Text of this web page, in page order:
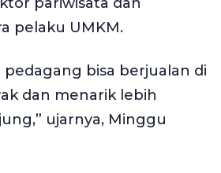
pariwisata dan
pelaku UMKM.
pedagang bisa berjualan di
dan menarik lebih
ujarnya, Minggu